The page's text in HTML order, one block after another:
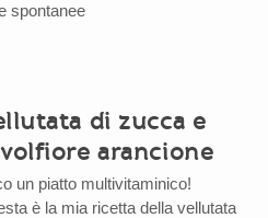
spontanee
di zucca e
arancione
un piatto multivitaminico!
è la mia ricetta della vellutata